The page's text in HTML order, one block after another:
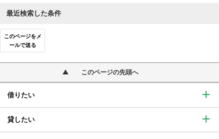
最近検索した条件
このページをメ
ールで送る
このページの先頭へ
借りたい
貸したい